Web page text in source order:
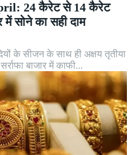
24 कैरेट से 14 कैरेट
सोने का सही दाम
के सीजन के साथ ही अक्षय तृतीया
बाजार में काफी...